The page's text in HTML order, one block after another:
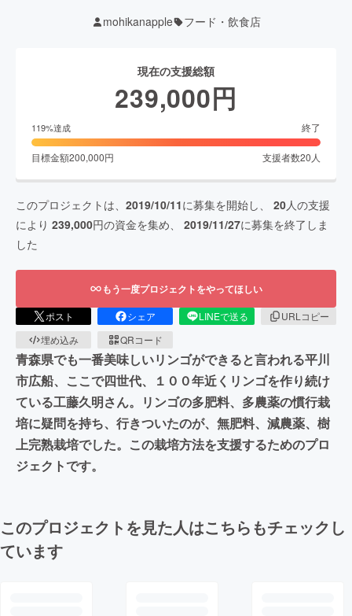
mohikanapple フード・飲食店
現在の支援総額
239,000円
119%達成 終了
目標金額200,000円 支援者数20 人
このプロジェクトは、 2019/10/11に募集を開始し、 20人の支援
により 239,000円の資金を集め、 2019/11/27に募集を終了しま
した
もう一度プロジェクトをやってほしい
ポスト シェア LINEで送る
URLコピー
埋め込み
QRコード
青森県でも一番美味しいリンゴができると言われる平川
市広船、ここで四世代、１００年近くリンゴを作り続け
ている工藤久明さん。リンゴの多肥料、多農薬の慣行栽
培に疑問を持ち、行きついたのが、無肥料、減農薬、樹
上完熟栽培でした。この栽培方法を支援するためのプロ
ジェクトです。
このプロジェクトを見た人はこちらもチェックし
ています